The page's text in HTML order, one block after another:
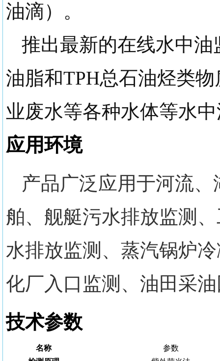
油滴）。
推出最新的在线水中油
油脂和TPH总石油烃类物
业废水等各种水体等水
应用环境
产品广泛应用于河流
舶、舰艇污水排放监测 、
水排放监测 、 蒸汽锅炉
化厂入口监测 、 油田采
技术参数
名称
参数